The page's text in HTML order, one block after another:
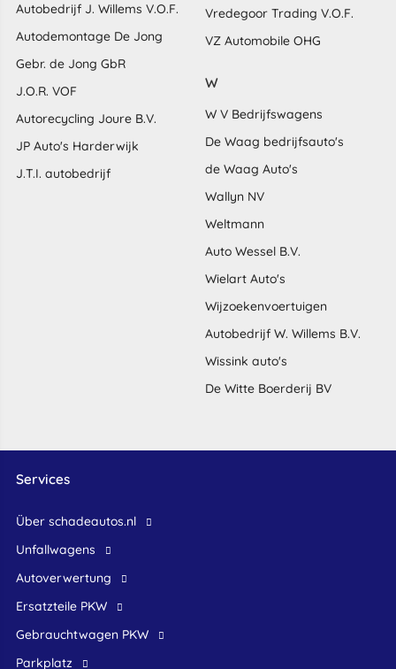
Autobedrijf J. Willems V.O.F.
Autodemontage De Jong
Gebr. de Jong GbR
J.O.R. VOF
Autorecycling Joure B.V.
JP Auto's Harderwijk
J.T.I. autobedrijf
Vredegoor Trading V.O.F.
VZ Automobile OHG
W
W V Bedrijfswagens
De Waag bedrijfsauto's
de Waag Auto's
Wallyn NV
Weltmann
Auto Wessel B.V.
Wielart Auto's
Wijzoekenvoertuigen
Autobedrijf W. Willems B.V.
Wissink auto's
De Witte Boerderij BV
Services
Über schadeautos.nl
Unfallwagens
Autoverwertung
Ersatzteile PKW
Gebrauchtwagen PKW
Parkplatz